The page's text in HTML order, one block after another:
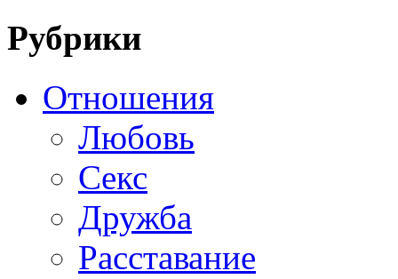
Рубрики
Отношения
Любовь
Секс
Дружба
Расставание